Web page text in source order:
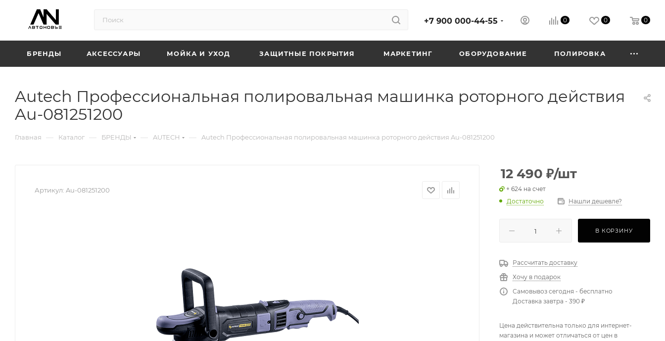
+7 900 000-44-55 0 0 0
БРЕНДЫ АКСЕССУАРЫ МОЙКА И УХОД ЗАЩИТНЫЕ ПОКРЫТИЯ МАРКЕТИНГ ОБОРУДОВАНИЕ ПОЛИРОВКА
Autech Профессиональная полировальная машинка роторного действия
Au-081251200
Главная — Каталог — БРЕНДЫ — AUTECH — Autech Профессиональная полировальная машинка роторного действия Au-081251200
Артикул: Au-081251200
12 490 ₽/шт
+ 624 на счет
Достаточно
Нашли дешевле?
В КОРЗИНУ
Рассчитать доставку
Хочу в подарок
Самовывоз сегодня - бесплатно
Доставка завтра - 390 ₽
Цена действительна только для интернет-
магазина и может отличаться от цен в